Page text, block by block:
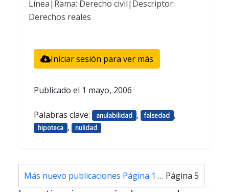
Línea|Rama: Derecho civil|Descriptor:
Derechos reales
Iniciar sesión para ver más
Publicado el 1 mayo, 2006
Palabras clave: anulabilidad , falsedad ,
hipoteca , nulidad
Paginación
de
Más nuevo publicaciones Página 1 … Página 5